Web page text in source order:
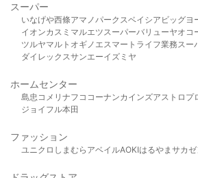
スーパー
いなげや西條アマノパークスベイシア ビッグヨ
イオンカスミ マルエツスーパーバリューヤオコ
ツルヤマルト オギノ エスマート ライフ業務スー
ダイレックスサンエーイズミヤ
ホームセンター
島忠 コメリ ナフコ コーナンカインズアストロプ
ジョイフル本田
ファッション
ユニクロ しまむら アベイルAOKIはるやま サカゼ